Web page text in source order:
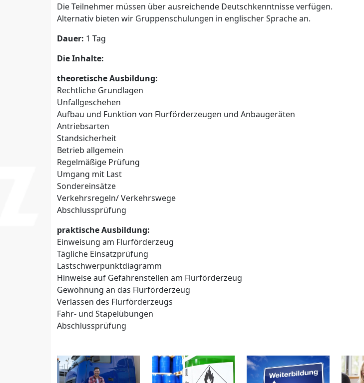
Die Teilnehmer müssen über ausreichende Deutschkenntnisse verfügen.
Alternativ bieten wir Gruppenschulungen in englischer Sprache an.
Dauer: 1 Tag
Die Inhalte:
theoretische Ausbildung:
Rechtliche Grundlagen
Unfallgeschehen
Aufbau und Funktion von Flurförderzeugen und Anbaugeräten
Antriebsarten
Standsicherheit
Betrieb allgemein
Regelmäßige Prüfung
Umgang mit Last
Sondereinsätze
Verkehrsregeln/ Verkehrswege
Abschlussprüfung
praktische Ausbildung:
Einweisung am Flurförderzeug
Tägliche Einsatzprüfung
Lastschwerpunktdiagramm
Hinweise auf Gefahrenstellen am Flurförderzeug
Gewöhnung an das Flurförderzeug
Verlassen des Flurförderzeugs
Fahr- und Stapelübungen
Abschlussprüfung